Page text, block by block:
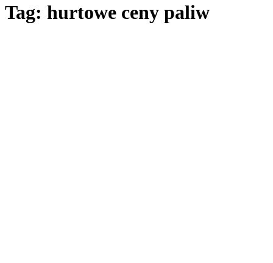
Tag: hurtowe ceny paliw